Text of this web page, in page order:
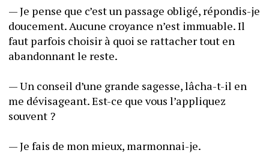
— Je pense que c’est un passage obligé, répondis-je
doucement. Aucune croyance n’est immuable. Il
faut parfois choisir à quoi se rattacher tout en
— Un conseil d’une grande sagesse, lâcha-t-il en
me dévisageant. Est-ce que vous l’appliquez
souvent ?